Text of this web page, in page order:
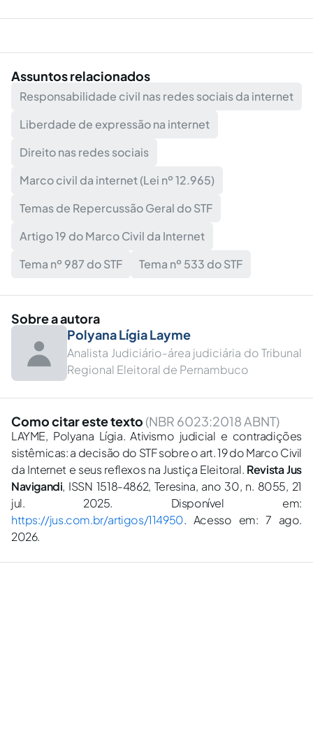
Assuntos relacionados
Responsabilidade civil nas redes sociais da internet
Liberdade de expressão na internet
Direito nas redes sociais
Marco civil da internet (Lei nº 12.965)
Temas de Repercussão Geral do STF
Artigo 19 do Marco Civil da Internet
Tema nº 987 do STF
Tema nº 533 do STF
Sobre a autora
Polyana Lígia Layme
Analista Judiciário-área judiciária do Tribunal
Regional Eleitoral de Pernambuco
Como citar este texto (NBR 6023:2018 ABNT)
LAYME, Polyana Lígia. Ativismo judicial e contradições
sistêmicas: a decisão do STF sobre o art. 19 do Marco Civil
da Internet e seus reflexos na Justiça Eleitoral. Revista Jus
Navigandi, ISSN 1518-4862, Teresina, ano 30, n. 8055, 21
jul. 2025. Disponível em:
https://jus.com.br/artigos/114950. Acesso em: 7 ago.
2026.